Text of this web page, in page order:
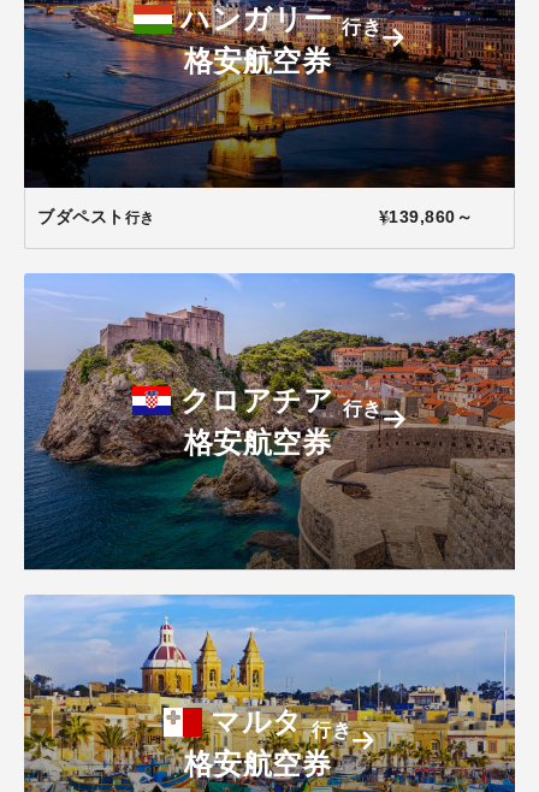
ハンガリー行き
格安航空券
ブダペスト 行き ¥139,860～
クロアチア行き
格安航空券
マルタ行き
格安航空券